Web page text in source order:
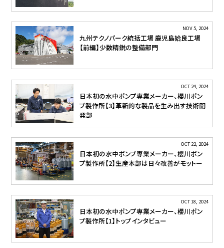
NOV 5, 2024
九州テクノパーク統括工場 鹿児島姶良工場
【前編】少数精鋭の整備部門
OCT 24, 2024
日本初の水中ポンプ専業メーカー、櫻川ポン
プ製作所【3】革新的な製品を生み出す技術開
発部
OCT 22, 2024
日本初の水中ポンプ専業メーカー、櫻川ポン
プ製作所【2】生産本部は日々改善がモットー
OCT 18, 2024
日本初の水中ポンプ専業メーカー、櫻川ポン
プ製作所【1】トップインタビュー